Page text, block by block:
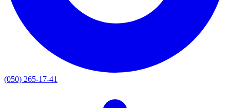
(050) 265-17-41